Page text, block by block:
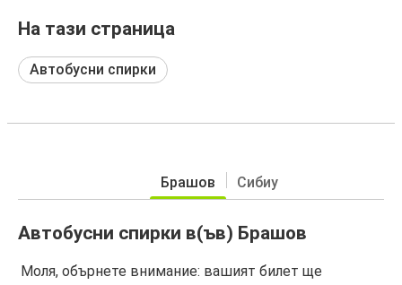
На тази страница
Автобусни спирки
Брашов Сибиу
Автобусни спирки в(ъв) Брашов
Моля, обърнете внимание: вашият билет ще